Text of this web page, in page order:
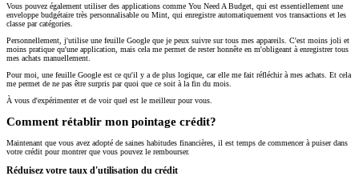
Vous pouvez également utiliser des applications comme You Need A Budget, qui est essentiellement une
enveloppe budgétaire très personnalisable ou Mint, qui enregistre automatiquement vos transactions et les
classe par catégories.
Personnellement, j'utilise une feuille Google que je peux suivre sur tous mes appareils. C'est moins joli et
moins pratique qu'une application, mais cela me permet de rester honnête en m'obligeant à enregistrer tous
mes achats manuellement.
Pour moi, une feuille Google est ce qu'il y a de plus logique, car elle me fait réfléchir à mes achats. Et cela
me permet de ne pas être surpris par quoi que ce soit à la fin du mois.
À vous d'expérimenter et de voir quel est le meilleur pour vous.
Comment rétablir mon pointage crédit?
Maintenant que vous avez adopté de saines habitudes financières, il est temps de commencer à puiser dans
votre crédit pour montrer que vous pouvez le rembourser.
Réduisez votre taux d'utilisation du crédit